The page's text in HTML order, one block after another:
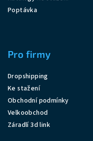
Poptávka
Pro firmy
Dropshipping
Ke stažení
Obchodní podmínky
Velkoobchod
Záradlí 3d link